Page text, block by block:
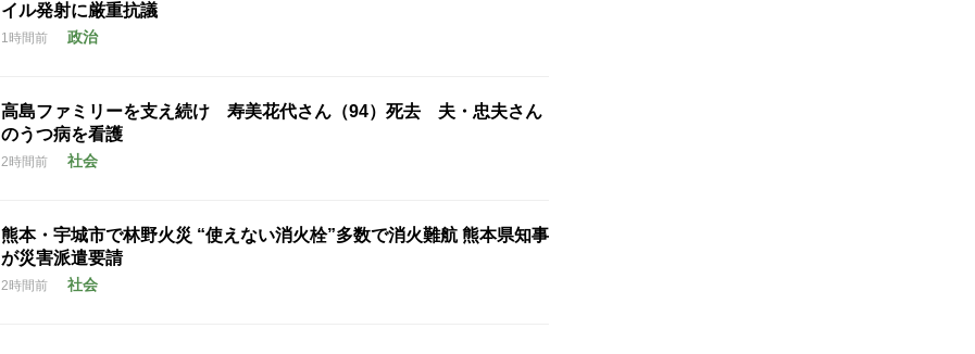
イル発射に厳重抗議
1時間前 政治
高島ファミリーを支え続け 寿美花代さん（94）死去 夫・忠夫さん
のうつ病を看護
2時間前 社会
熊本・宇城市で林野火災 “使えない消火栓”多数で消火難航 熊本県知事
が災害派遣要請
2時間前 社会